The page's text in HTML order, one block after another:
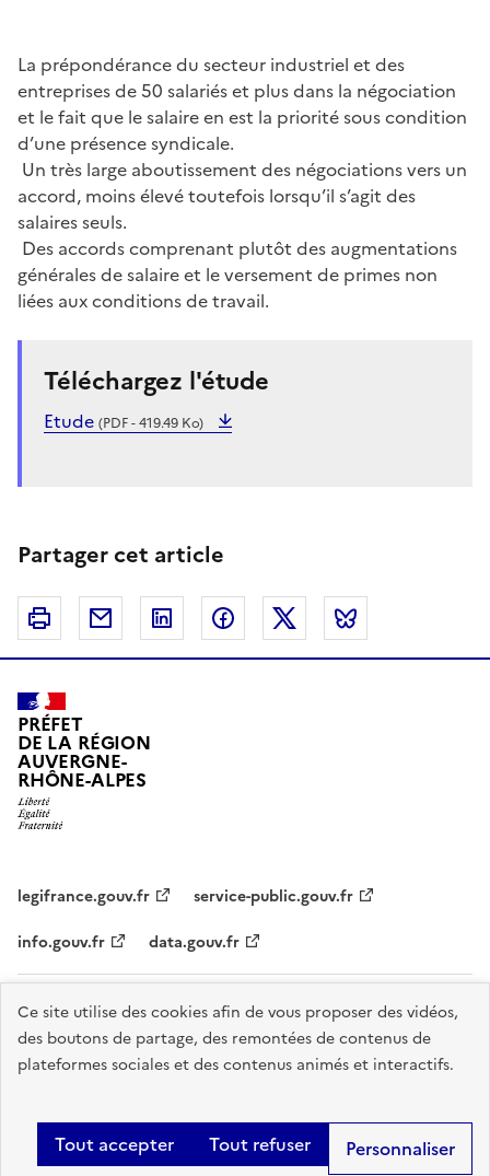
Ce site utilise des cookies afin de vous proposer des vidéos,
des boutons de partage, des remontées de contenus de
plateformes sociales et des contenus animés et interactifs.
Tout accepter Tout refuser Personnaliser
La prépondérance du secteur industriel et des
entreprises de 50 salariés et plus dans la négociation
et le fait que le salaire en est la priorité sous condition
d’une présence syndicale.
Un très large aboutissement des négociations vers un
accord, moins élevé toutefois lorsqu’il s’agit des
salaires seuls.
Des accords comprenant plutôt des augmentations
générales de salaire et le versement de primes non
liées aux conditions de travail.
Téléchargez l'étude
Etude (PDF - 419.49 Ko)
Partager cet article
Imprimer Courriel Linkedin FacebookTwitter
PRÉFET
DE LA RÉGION
AUVERGNE-
RHÔNE-ALPES
legifrance.gouv.fr
service-public.gouv.fr
info.gouv.fr
data.gouv.fr
Plan du site Données personnelles et cookies
Accessibilité :
partiellement conforme
Mentions légales Gestion des cookies